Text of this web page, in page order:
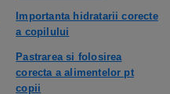
Importanta hidratarii corecte
a copilului
Pastrarea si folosirea
corecta a alimentelor pt
copii